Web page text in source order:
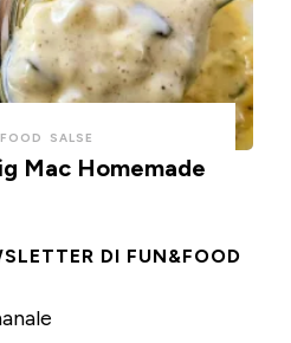
SALSE
Mac Homemade
DI FUN&FOOD